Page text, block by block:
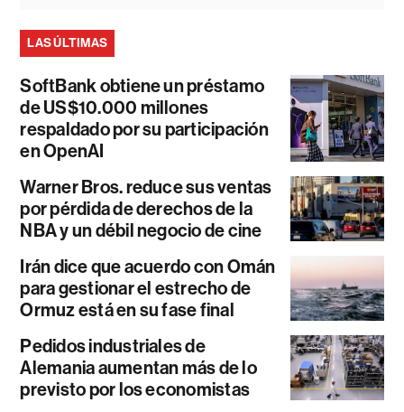
LAS ÚLTIMAS
SoftBank obtiene un préstamo
de US$10.000 millones
respaldado por su participación
en OpenAI
Warner Bros. reduce sus ventas
por pérdida de derechos de la
NBA y un débil negocio de cine
Irán dice que acuerdo con Omán
para gestionar el estrecho de
Ormuz está en su fase final
Pedidos industriales de
Alemania aumentan más de lo
previsto por los economistas